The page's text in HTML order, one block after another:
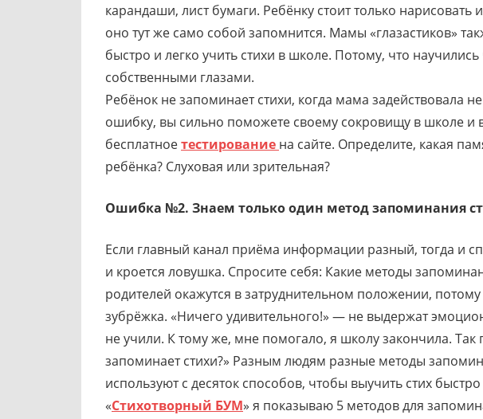
карандаши, лист бумаги. Ребёнку стоит только
оно тут же само собой запомнится. Мамы «глазастиков»
быстро и легко учить стихи в школе. Потому, что научились
собственными глазами.
Ребёнок не запоминает стихи, когда мама задействовала
ошибку, вы сильно поможете своему сокровищу в школе и
бесплатноетестирование на сайте. Определите, какая
ребёнка? Слуховая или зрительная?
Ошибка №2. Знаем только один метод запоминания
Если главный канал приёма информации разный, тогда и
и кроется ловушка. Спросите себя: Какие методы
родителей окажутся в затруднительном положении,
зубрёжка. «Ничего удивительного!» — не выдержат
не учили. К тому же, мне помогало, я школу закончила.
запоминает стихи?» Разным людям разные методы
используют с десяток способов, чтобы выучить стих
«Стихотворный БУМ» я показываю 5 методов для